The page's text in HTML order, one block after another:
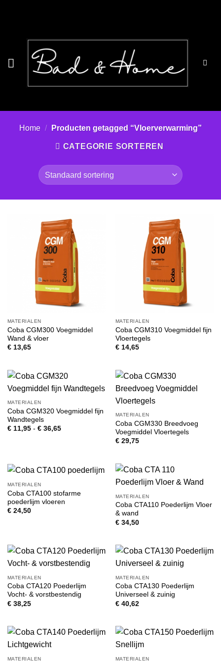
Home / Producten getagged “Vloerverwarming”
CATEGORIE SORTEREN
MATERIALEN
Coba CGM300 Voegmiddel
Wand & vloer
€13,65
MATERIALEN
Coba CGM310 Voegmiddel fijn
Vloertegels
€14,65
MATERIALEN
Coba CGM320 Voegmiddel fijn
Wandtegels
€11,95 - €36,65Prijsklasse:
MATERIALEN
Coba CGM330 Breedvoeg
Voegmiddel Vloertegels
€29,75
MATERIALEN
Coba CTA100 stofarme
poederlijm vloeren
€24,50
MATERIALEN
Coba CTA110 Poederlijm Vloer
& wand
€34,50
MATERIALEN
Coba CTA120 Poederlijm
Vocht- & vorstbestendig
€38,25
MATERIALEN
Coba CTA130 Poederlijm
Universeel & zuinig
€40,62
MATERIALEN MATERIALEN